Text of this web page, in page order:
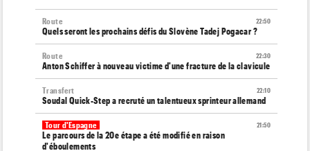
22:50
Route
Quels seront les prochains défis du Slovène Tadej Pogacar ?
22:30
Route
Anton Schiffer à nouveau victime d'une fracture de la clavicule
22:10
Transfert
Soudal Quick-Step a recruté un talentueux sprinteur allemand
21:50
Tour d'Espagne
Le parcours de la 20e étape a été modifié en raison
d'éboulements